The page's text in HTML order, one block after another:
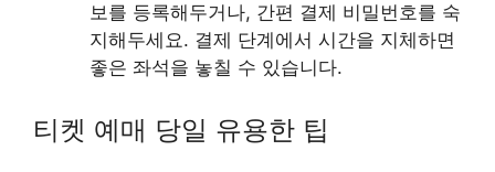
보를 등록해두거나, 간편 결제 비밀번호를 숙
지해두세요. 결제 단계에서 시간을 지체하면
좋은 좌석을 놓칠 수 있습니다.
티켓 예매 당일 유용한 팁